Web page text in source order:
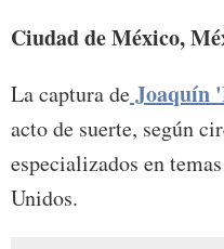
Ciudad de México,
La captura deJoaquín
acto de suerte, según
especializados en
Unidos.